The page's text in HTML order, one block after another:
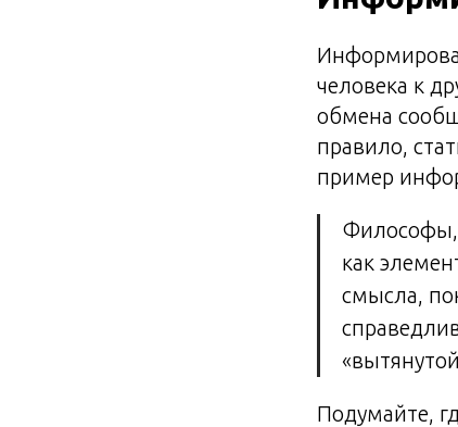
человека к
обмена
правило,
пример
Философы,
как
смысла,
Подумайте,